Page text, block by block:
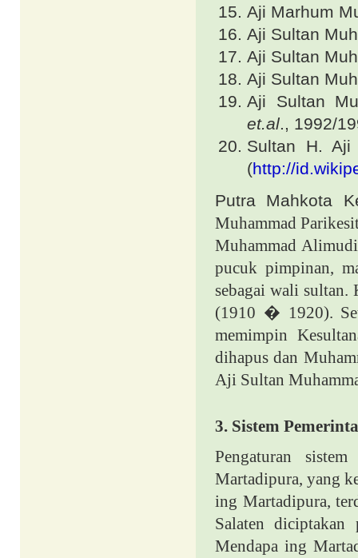
Aji Marhum
Aji Sultan
Aji Sultan
Aji Sultan
Aji Sultan
et.al., 1992/
Sultan H.
(http://
Putra Mahkota
Muhammad
Muhammad
pucuk pimpinan,
sebagai wali
(1910 � 1920).
memimpin
dihapus dan
Aji Sultan
3. Sistem
Pengaturan
Martadipura, yang
ing Martadipura,
Salaten diciptakan
Mendapa ing